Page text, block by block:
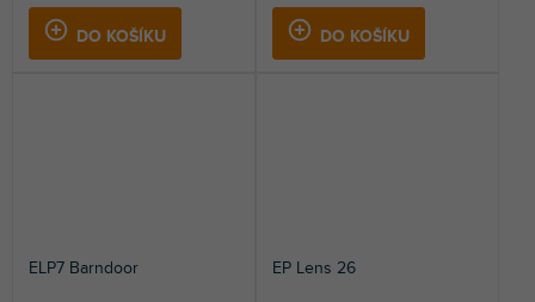
DO KOŠÍKU DO KOŠÍKU
ELP7 Barndoor EP Lens 26